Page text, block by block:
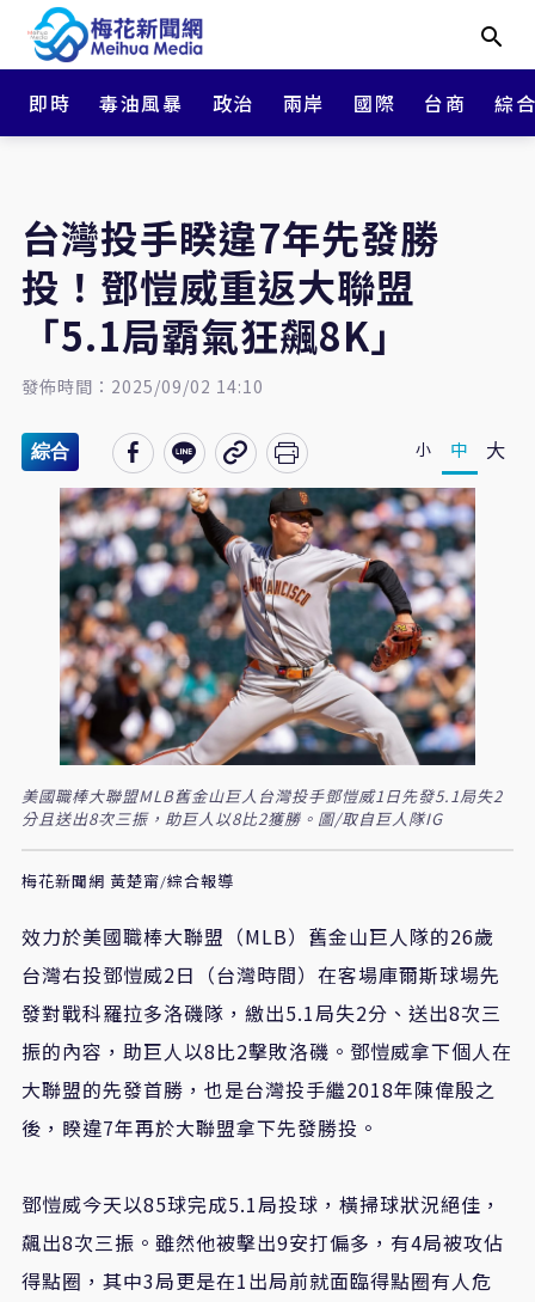
即時 毒油風暴 政治 兩岸 國際 台商 綜
台灣投手睽違7年先發勝
投！鄧愷威重返大聯盟
「5.1局霸氣狂飆8K」
發佈時間：2025/09/02 14:10
綜合 小 中 大
美國職棒大聯盟MLB舊金山巨人台灣投手鄧愷威1日先發5.1局失2
分且送出8次三振，助巨人以8比2獲勝。圖/取自巨人隊IG
梅花新聞網 黃楚甯/綜合報導
效力於美國職棒大聯盟（MLB）舊金山巨人隊的26歲
台灣右投鄧愷威2日（台灣時間）在客場庫爾斯球場先
發對戰科羅拉多洛磯隊，繳出5.1局失2分、送出8次三
振的內容，助巨人以8比2擊敗洛磯。鄧愷威拿下個人在
大聯盟的先發首勝，也是台灣投手繼2018年陳偉殷之
後，睽違7年再於大聯盟拿下先發勝投。
鄧愷威今天以85球完成5.1局投球，橫掃球狀況絕佳，
飆出8次三振。雖然他被擊出9安打偏多，有4局被攻佔
得點圈，其中3局更是在1出局前就面臨得點圈有人危